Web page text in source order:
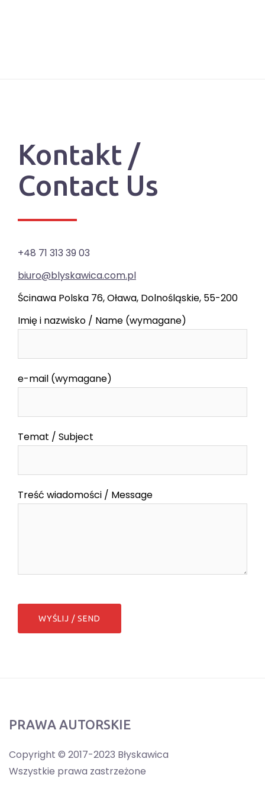
Kontakt /
Contact Us
+48 71 313 39 03
biuro@blyskawica.com.pl
Ścinawa Polska 76, Oława, Dolnośląskie, 55-200
Imię i nazwisko / Name (wymagane)
e-mail (wymagane)
Temat / Subject
Treść wiadomości / Message
PRAWA AUTORSKIE
Copyright © 2017-2023 Błyskawica
Wszystkie prawa zastrzeżone